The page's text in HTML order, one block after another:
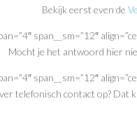
Bekijk eerst even de
span__sm=”12″
Mocht je het antwoord hier
span__sm=”12″
telefonisch contact op?